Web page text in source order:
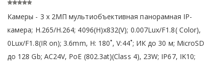
Камеры - 3 x 2МП мультиобъективная панорамная IP-
камера; H.265/H.264; 4096(H)x832(V); 0.007Lux/F1.8( Color),
0Lux/F1.8(IR on); 3.6mm, H: 180˚, V:44˚; ИК до 30 м; MicroSD
до 128 Gb; AC24V, PoE (802.3at)(Class 4), 23W; IP67, IK10;